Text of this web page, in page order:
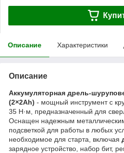
Описание Характеристики
Описание
Аккумуляторная дрель-
(2×2Ah) - мощный инструмент с
35 Н·м, предназначенный для
Оснащен надежным
подсветкой для работы в любых
необходимое для старта, включая
зарядное устройство, набор бит,